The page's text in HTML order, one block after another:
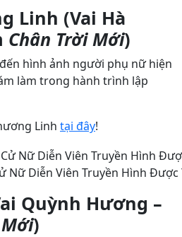
Linh (Vai Hà
Chân Trời Mới)
hình ảnh người phụ nữ hiện
làm trong hành trình lập
Linh tại đây!
Nữ Diễn Viên Truyền Hình Được
Quỳnh Hương –
)